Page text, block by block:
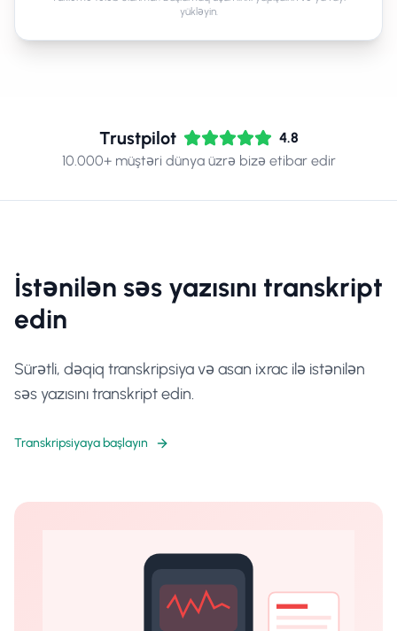
yükləyin.
Trustpilot
4.8
10.000+ müştəri dünya üzrə bizə etibar edir
İstənilən səs yazısını transkript
edin
Sürətli, dəqiq transkripsiya və asan ixrac ilə istənilən
səs yazısını transkript edin.
Transkripsiyaya başlayın